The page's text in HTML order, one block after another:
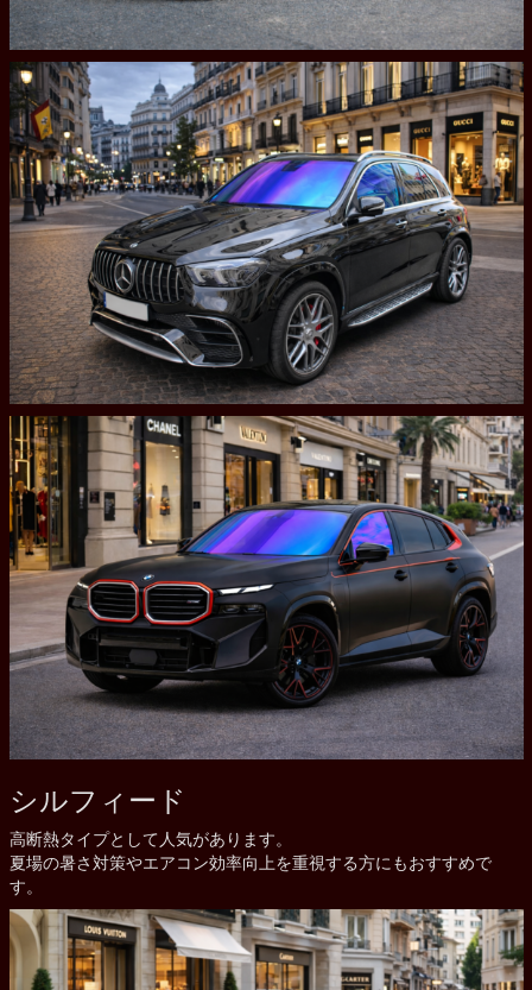
シルフィード
高断熱タイプとして人気があります。
夏場の暑さ対策やエアコン効率向上を重視する方にもおすすめで
す。